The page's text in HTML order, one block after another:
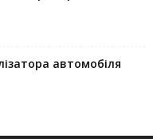
автомобіля